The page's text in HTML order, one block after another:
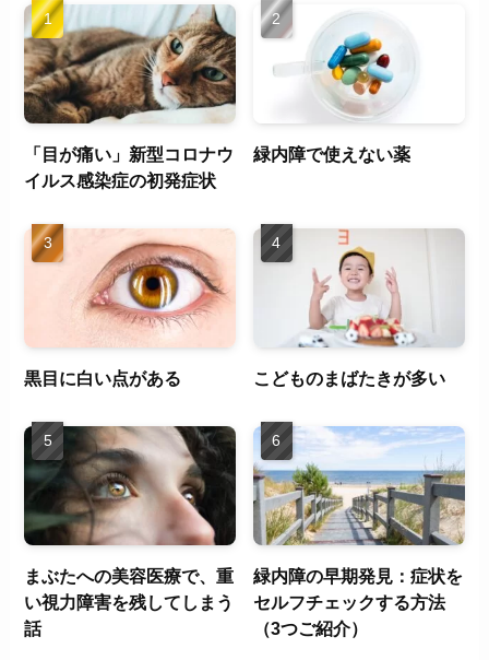
「目が痛い」新型コロナウ
イルス感染症の初発症状
緑内障で使えない薬
黒目に白い点がある こどものまばたきが多い
まぶたへの美容医療で、重
い視力障害を残してしまう
話
緑内障の早期発見：症状を
セルフチェックする方法
（3つご紹介）